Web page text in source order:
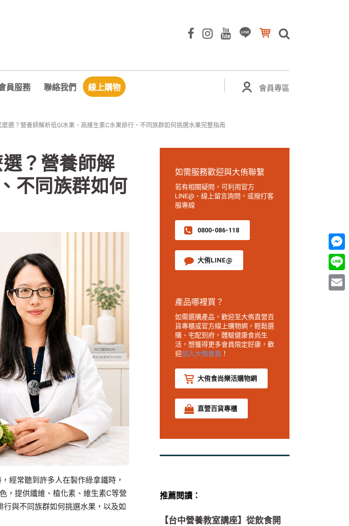
員服務 聯絡我們 線上購物 會員專區
麼選？營養師解析低GI水果、高維生素C水果排行、不同族群如何挑選水果完整指南
？營養師解
不同族群如何
經常聽到許多人在製作綠拿鐵時，
，提供纖維、植化素、維生素C等營
與不同族群如何挑選水果，以及如
如需服務歡迎與大侑聯繫
若有相關疑問，可利用官方
LINE@、線上留言詢問，或撥打客
服專線
0800-086-118
大侑LINE@
產品哪裡買？
如需選購產品，歡迎至大侑直營百
貨專櫃或官方線上購物網，輕鬆選
購、宅配到府，體驗健康食尚生
活，想獲得更多會員限定好康，歡
迎加入大侑會員 ！
大侑食尚樂活購物網
直營百貨專櫃
推薦閱讀：
【台中營養教室講座】從飲食開
Line